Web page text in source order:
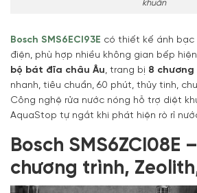
khuẩn
Bosch SMS6ECI93E có thiết kế ánh bạc
điện, phù hợp nhiều không gian bếp
bộ bát đĩa châu Âu, trang bị 8
nhanh, tiêu chuẩn, 60 phút, thủy tinh,
Công nghệ rửa nước nóng hỗ trợ diệt
AquaStop tự ngắt khi phát hiện rò rỉ
Bosch SMS6ZCI08E
chương trình,